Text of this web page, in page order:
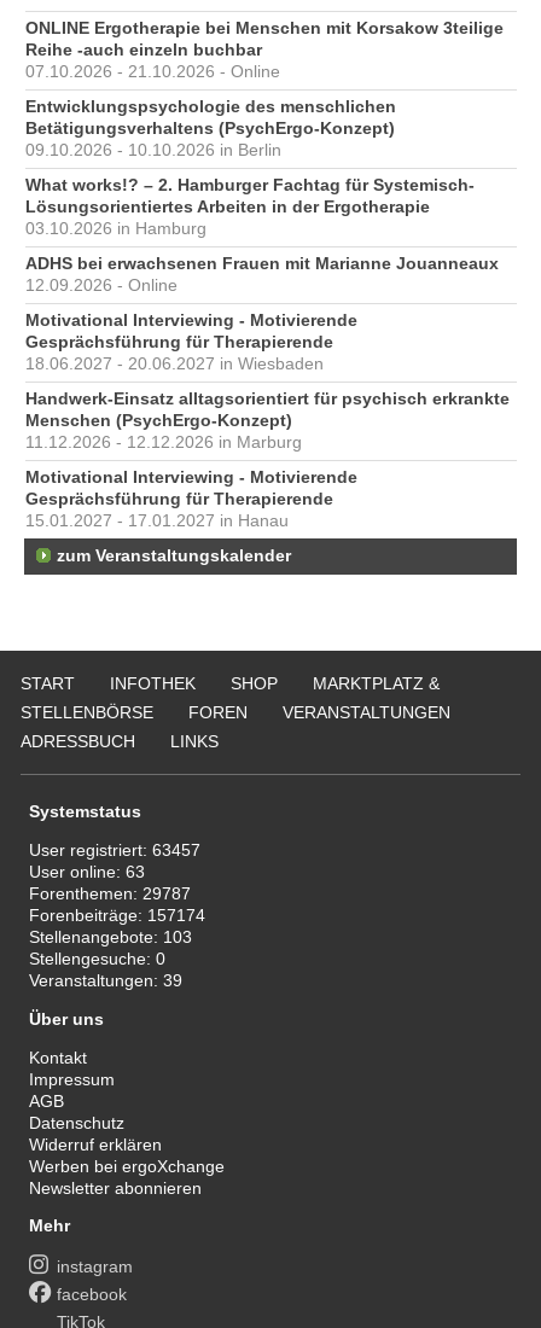
ONLINE Ergotherapie bei Menschen mit Korsakow 3teilige
Reihe -auch einzeln buchbar
07.10.2026 - 21.10.2026 - Online
Entwicklungspsychologie des menschlichen
Betätigungsverhaltens (PsychErgo-Konzept)
09.10.2026 - 10.10.2026 in Berlin
What works!? – 2. Hamburger Fachtag für Systemisch-
Lösungsorientiertes Arbeiten in der Ergotherapie
03.10.2026 in Hamburg
ADHS bei erwachsenen Frauen mit Marianne Jouanneaux
12.09.2026 - Online
Motivational Interviewing - Motivierende
Gesprächsführung für Therapierende
18.06.2027 - 20.06.2027 in Wiesbaden
Handwerk-Einsatz alltagsorientiert für psychisch erkrankte
Menschen (PsychErgo-Konzept)
11.12.2026 - 12.12.2026 in Marburg
Motivational Interviewing - Motivierende
Gesprächsführung für Therapierende
15.01.2027 - 17.01.2027 in Hanau
zum Veranstaltungskalender
START INFOTHEK SHOP
MARKTPLATZ &
STELLENBÖRSE
FOREN
VERANSTALTUNGEN
ADRESSBUCH
LINKS
Systemstatus
User registriert:63457
User online:63
Forenthemen: 29787
Forenbeiträge: 157174
Stellenangebote: 103
Stellengesuche:0
Veranstaltungen:39
Über uns
Kontakt
Impressum
AGB
Datenschutz
Widerruf erklären
Werben bei ergoXchange
Newsletter abonnieren
Mehr
instagram
facebook
TikTok